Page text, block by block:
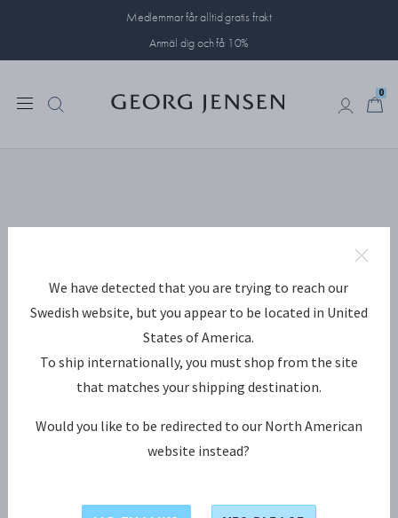
Medlemmar får alltid gratis frakt
Anmäl dig och få 10%
0
INDULGENCE KOLLEKTION
We have detected that you are trying to reach our
Swedish website, but you appear to be located in United
States of America.
To ship internationally, you must shop from the site
that matches your shipping destination.
Would you like to be redirected to our North American
website instead?